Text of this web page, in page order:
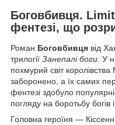
Боговбивця.
фентезі, що
Роман Боговбивця від
трилогії Занепалі боги. У
похмурий світ
заборонено, а їх самих
фентезі здобуло
погляду на боротьбу богів
Головна героїня —